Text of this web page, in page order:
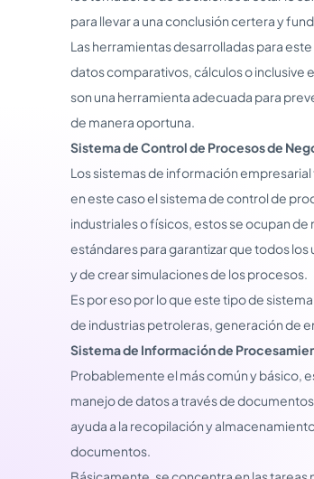
para llevar a una conclusión certera y
Las herramientas desarrolladas para
datos comparativos, cálculos o inclusive
son una herramienta adecuada para
de manera oportuna.
Sistema de Control de Procesos de
Los sistemas de información
en este caso el sistema de control de
industriales o físicos, estos se ocupan
estándares para garantizar que todos
y de crear simulaciones de los procesos.
Es por eso por lo que este tipo de
de industrias petroleras, generación de
Sistema de Información de
Probablemente el más común y básico,
manejo de datos a través de
ayuda a la recopilación y
documentos.